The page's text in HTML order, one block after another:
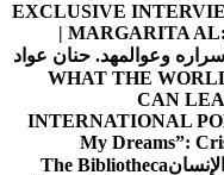
EXCLUSIVE
| MARGARITA
وعوالمهد. حنان عواد
WHAT THE
CAN
INTERNATIONAL
My Dreams”:
The Bibliotheca